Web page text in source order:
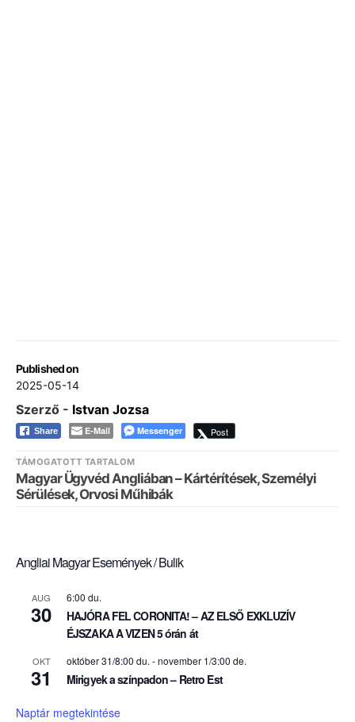
Published on
2025-05-14
Szerző - Istvan Jozsa
Share E-Mail Messenger Post
TÁMOGATOTT TARTALOM
Magyar Ügyvéd Angliában – Kártérítések, Személyi
Sérülések, Orvosi Műhibák
Angliai Magyar Események / Bulik
AUG
30
6:00 du.
HAJÓRA FEL CORONITA! – AZ ELSŐ EXKLUZÍV
ÉJSZAKA A VIZEN 5 órán át
OKT
31
október 31/8:00 du. -november 1/3:00 de.
Mirigyek a színpadon – Retro Est
Naptár megtekintése